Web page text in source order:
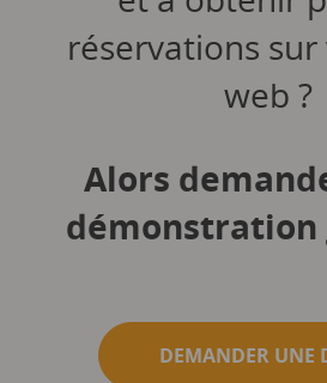
réservations
web ?
Alors
DEMANDER UNE